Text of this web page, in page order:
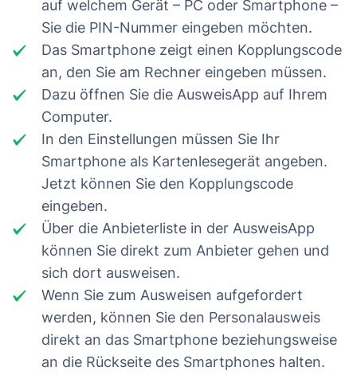
auf welchem Gerät – PC oder Smartphone –
Sie die PIN-Nummer eingeben möchten.
Das Smartphone zeigt einen Kopplungscode
an, den Sie am Rechner eingeben müssen.
Dazu öffnen Sie die AusweisApp auf Ihrem
Computer.
In den Einstellungen müssen Sie Ihr
Smartphone als Kartenlesegerät angeben.
Jetzt können Sie den Kopplungscode
eingeben.
Über die Anbieterliste in der AusweisApp
können Sie direkt zum Anbieter gehen und
sich dort ausweisen.
Wenn Sie zum Ausweisen aufgefordert
werden, können Sie den Personalausweis
direkt an das Smartphone beziehungsweise
an die Rückseite des Smartphones halten.